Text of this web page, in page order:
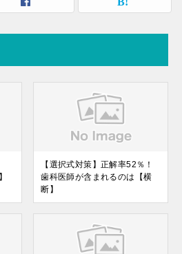
【選択式対策】正解率52％！
歯科医師が含まれるのは【横
断】